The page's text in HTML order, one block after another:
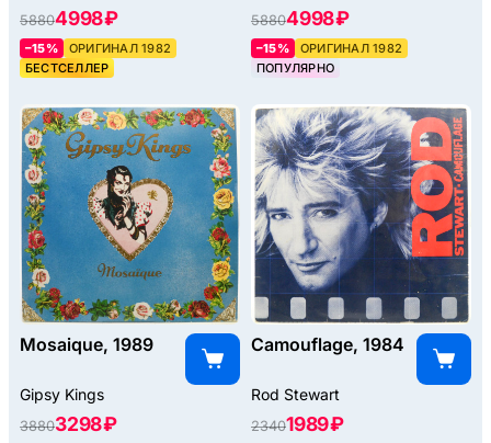
58804998 ₽
–15%
ОРИГИНАЛ 1982
БЕСТСЕЛЛЕР
58804998 ₽
–15%
ОРИГИНАЛ 1982
ПОПУЛЯРНО
Mosaique, 1989
Gipsy Kings
38803298 ₽
Camouflage, 1984
Rod Stewart
23401989 ₽